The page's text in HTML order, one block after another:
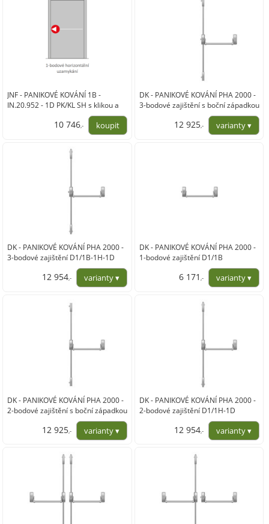
JNF - PANIKOVÉ KOVÁNÍ 1B -
IN.20.952 - 1D PK/KL SH s klikou a
10 746,-
DK - PANIKOVÉ KOVÁNÍ PHA 2000 -
3-bodové zajištění s boční západkou
12 925,-
DK - PANIKOVÉ KOVÁNÍ PHA 2000 -
3-bodové zajištění D1/1B-1H-1D
12 954,-
DK - PANIKOVÉ KOVÁNÍ PHA 2000 -
1-bodové zajištění D1/1B
6 171 ,-
DK - PANIKOVÉ KOVÁNÍ PHA 2000 -
2-bodové zajištění s boční západkou
12 925,-
DK - PANIKOVÉ KOVÁNÍ PHA 2000 -
2-bodové zajištění D1/1H-1D
12 954,-